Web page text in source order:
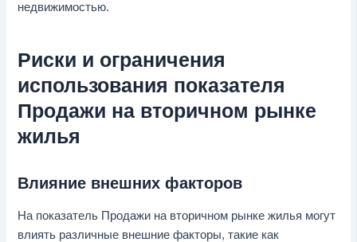
недвижимостью.
Риски и ограничения
использования показателя
Продажи на вторичном рынке
жилья
Влияние внешних факторов
На показатель Продажи на вторичном рынке жилья могут
влиять различные внешние факторы, такие как